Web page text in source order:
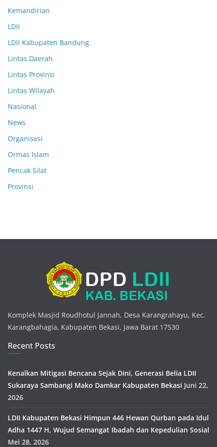
Kemandirian
LDII
LDII Kabupaten Bandung
Lintas Daerah
Lintas Provinsi
Lintas Wilayah
Nasional
News
Organisasi
Ormas Islam
Pencak Silat
Provinsi
Komplek Masjid Roudhotul Jannah, Desa Karangrahayu, Kec.
Karangbahagia, Kabupaten Bekasi, Jawa Barat 17530
Recent Posts
Kenalkan Mitigasi Bencana Sejak Dini, Generasi Belia LDII
Sukaraya Sambangi Mako Damkar Kabupaten Bekasi Juni 22,
2026
LDII Kabupaten Bekasi Himpun 446 Hewan Qurban pada Idul
Adha 1447 H, Wujud Semangat Ibadah dan Kepedulian Sosial
Mei 28, 2026